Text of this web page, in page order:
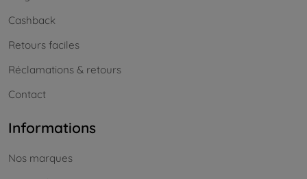
Cashback
Retours faciles
Réclamations & retours
Contact
Informations
Nos marques